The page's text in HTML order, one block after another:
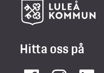
Hitta oss på